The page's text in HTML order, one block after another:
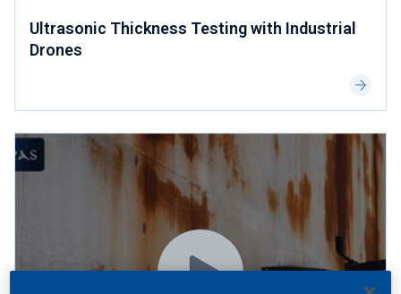
Ultrasonic Thickness Testing with Industrial
Drones